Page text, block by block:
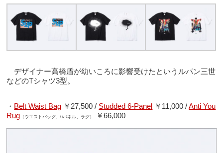
デザイナー高橋盾が幼いころに影響受けたというルパン三世
などのTシャツ3型。
・ Belt Waist Bag ￥27,500 / Studded 6-Panel ￥11,000 /Anti You
Rug （ウエストバッグ、6パネル、ラグ） ￥66,000